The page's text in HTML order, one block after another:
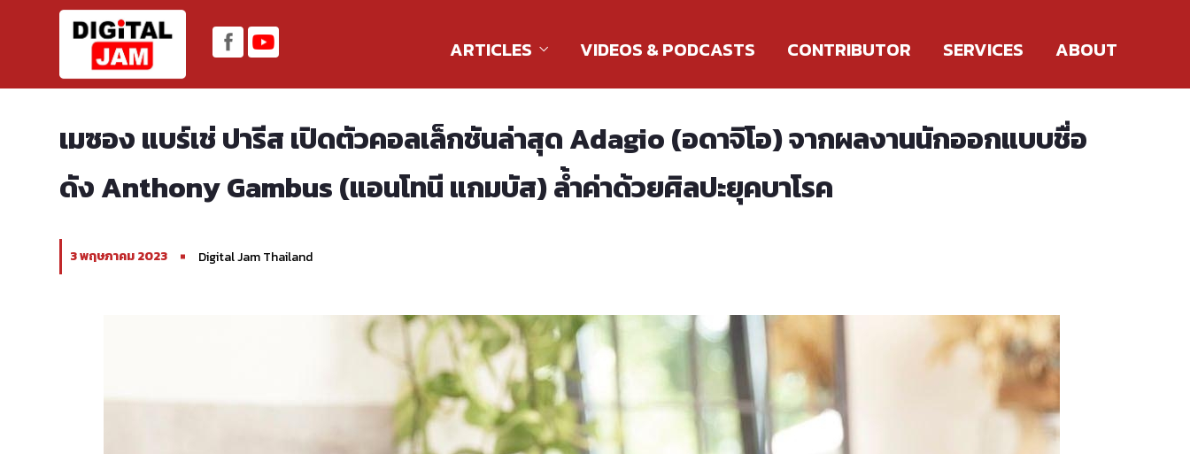
ARTICLES VIDEOS & PODCASTS CONTRIBUTOR SERVICES ABOUT
เมซอง แบร์เช่ ปารีส เปิดตัวคอลเล็กชันล่าสุด Adagio (อดาจิโอ) จากผลงานนักออกแบบชื่อ
ดัง Anthony Gambus (แอนโทนี แกมบัส) ล้ำค่าด้วยศิลปะยุคบาโรค
3 พฤษภาคม 2023 Digital Jam Thailand